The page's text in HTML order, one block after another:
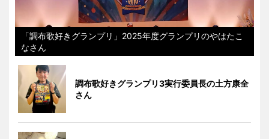
「調布歌好きグランプリ」2025年度グランプリのやはたこ
なさん
調布歌好きグランプリ3実行委員長の土方康全
さん